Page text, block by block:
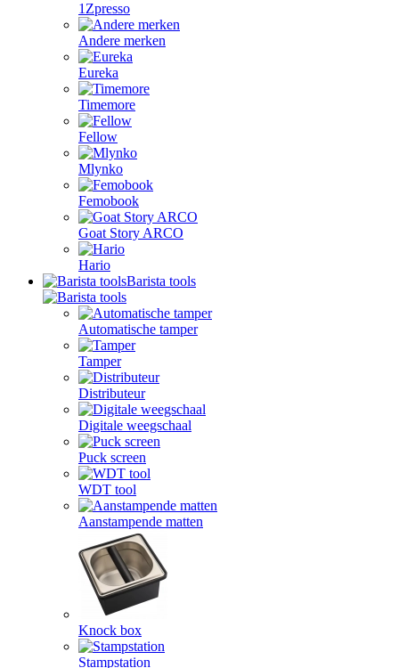
1Zpresso
Andere merken
Eureka
Timemore
Fellow
Mlynko
Femobook
Goat Story ARCO
Hario
Barista tools
Automatische tamper
Tamper
Distributeur
Digitale weegschaal
Puck screen
WDT tool
Aanstampende matten
Knock box
Stampstation